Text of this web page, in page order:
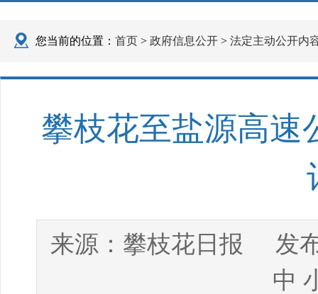
您当前的位置： 首页 > 政府信息公开 > 法定主动公开内
攀枝花至盐源高速
来源： 攀枝花日报 发
中